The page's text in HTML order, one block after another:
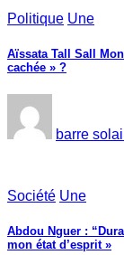
Politique Une
Aïssata Tall Sall
cachée » ?
barre
Société Une
Abdou Nguer :
mon état d’esprit »